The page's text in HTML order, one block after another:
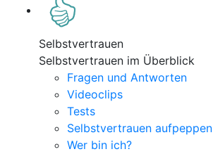
Selbstvertrauen
Selbstvertrauen im Überblick
Fragen und Antworten
Videoclips
Tests
Selbstvertrauen aufpeppen
Wer bin ich?